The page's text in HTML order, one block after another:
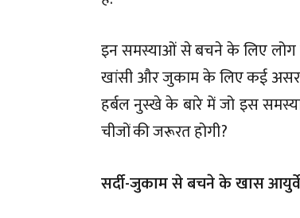
इन समस्याओं से बचने के लिए
खांसी और जुकाम के लिए कई
हर्बल नुस्खे के बारे में जो इस
चीजों की जरूरत होगी?
सर्दी-जुकाम से बचने के खास